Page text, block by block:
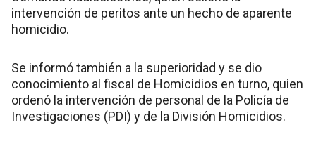
intervención de peritos ante un hecho de aparente
homicidio.
Se informó también a la superioridad y se dio
conocimiento al fiscal de Homicidios en turno, quien
ordenó la intervención de personal de la Policía de
Investigaciones (PDI) y de la División Homicidios.